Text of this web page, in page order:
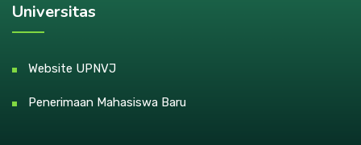
Universitas
Website UPNVJ
Penerimaan Mahasiswa Baru